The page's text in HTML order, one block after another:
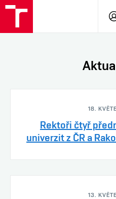
18.
Rektoři čtyř
univerzit z ČR a
13.